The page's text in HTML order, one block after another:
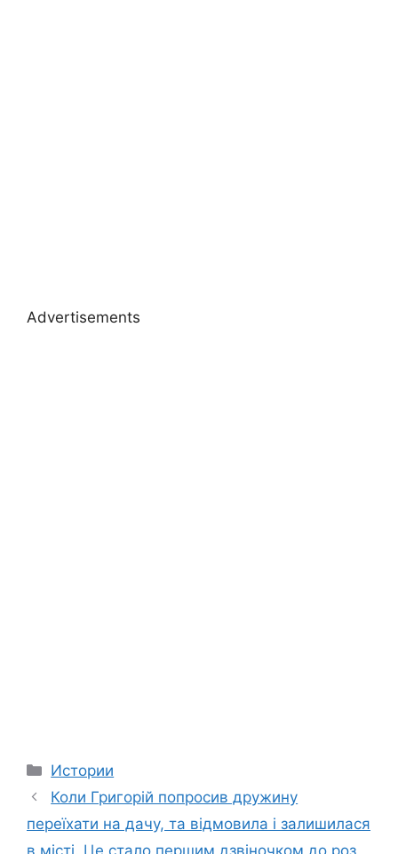
Advertisements
Categories
Истории
Коли Григорій попросив дружину
переїхати на дачу, та відмовила і залишилася
в місті. Це стало першим дзвіночком до poз